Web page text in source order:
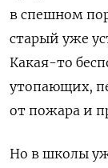
в спешном
старый уже
Какая-то
утопающих,
от пожара и
Но в школы